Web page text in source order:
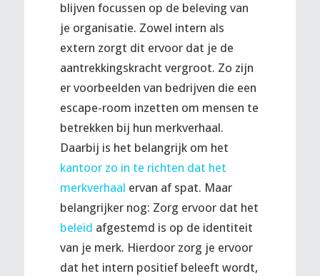
blijven focussen op de beleving van
je organisatie. Zowel intern als
extern zorgt dit ervoor dat je de
aantrekkingskracht vergroot. Zo zijn
er voorbeelden van bedrijven die een
escape-room inzetten om mensen te
betrekken bij hun merkverhaal.
Daarbij is het belangrijk om het
kantoor zo in te richten dat het
merkverhaal ervan af spat. Maar
belangrijker nog: Zorg ervoor dat het
beleid afgestemd is op de identiteit
van je merk. Hierdoor zorg je ervoor
dat het intern positief beleeft wordt,